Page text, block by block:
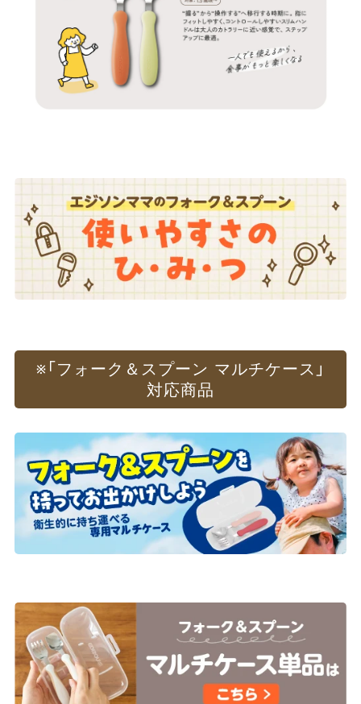
※ ​「フォーク＆スプーン マルチケース」​
対応商品